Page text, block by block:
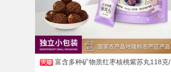
富含多种矿物质红枣核桃紫苏丸118克/